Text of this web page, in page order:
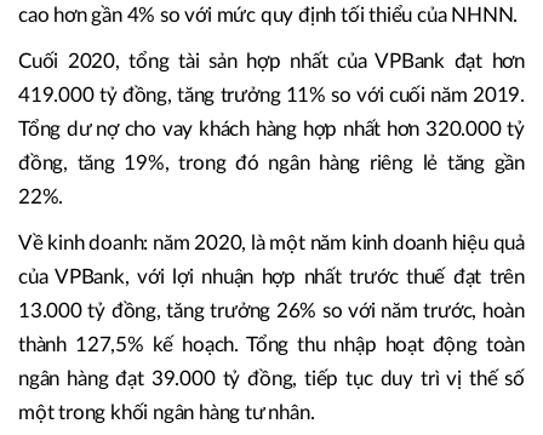
cao hơn gần 4% so với mức quy định tối thiểu của NHNN.
Cuối 2020, tổng tài sản hợp nhất của VPBank đạt hơn
419.000 tỷ đồng, tăng trưởng 11% so với cuối năm 2019.
Tổng dư nợ cho vay khách hàng hợp nhất hơn 320.000 tỷ
đồng, tăng 19%, trong đó ngân hàng riêng lẻ tăng gần
22%.
Về kinh doanh: năm 2020, là một năm kinh doanh hiệu quả
của VPBank, với lợi nhuận hợp nhất trước thuế đạt trên
13.000 tỷ đồng, tăng trưởng 26% so với năm trước, hoàn
thành 127,5% kế hoạch. Tổng thu nhập hoạt động toàn
ngân hàng đạt 39.000 tỷ đồng, tiếp tục duy trì vị thế số
một trong khối ngân hàng tư nhân.